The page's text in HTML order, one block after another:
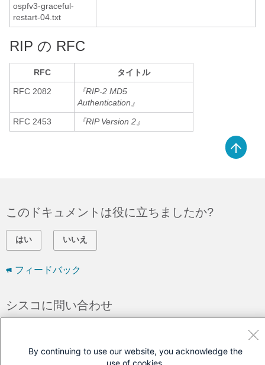
ospfv3-graceful-
restart-04.txt
RIP の RFC
RFC
タイトル
RFC 2082
『RIP-2 MD5
Authentication』
RFC 2453
『RIP Version 2』
このドキュメントは役に立ちましたか?
はい いいえ
フィードバック
シスコに問い合わせ
シスコ サービス契約 が必要です。)
By continuing to use our website, you acknowledge the
use of cookies.